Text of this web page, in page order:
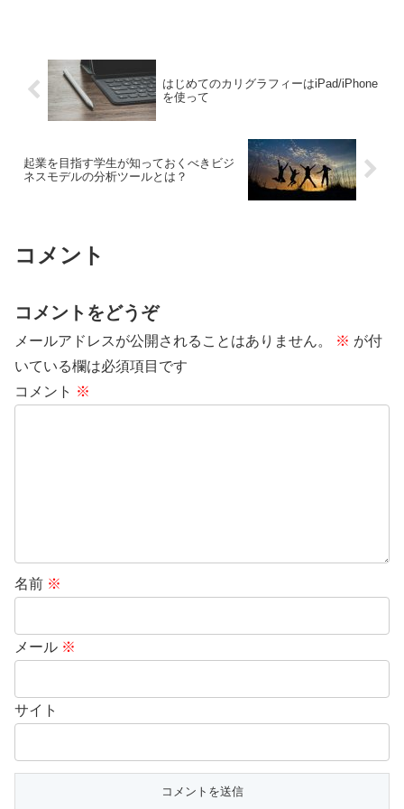
はじめてのカリグラフィーはiPad/iPhone
を使って
起業を目指す学生が知っておくべきビジ
ネスモデルの分析ツールとは？
コメント
コメントをどうぞ
メールアドレスが公開されることはありません。 ※ が付
いている欄は必須項目です
コメント ※
名前 ※
メール ※
サイト